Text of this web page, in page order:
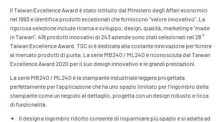
Il Taiwan Excellence Award è stato istituito dal Ministero degli Affari economici
nel 1993 e identifica prodotti eccezionali che forniscono "valore innovativo". La
rigorosa selezione include ricerca e sviluppo, design, qualità, marketing e "made
in Taiwan". 418 prodotti innovativi di 243 aziende sono stati selezionati nel 28 °
Taiwan Excellence Award. TSC si è dedicata alla costante innovazione per fornire
al mercato prodotti di punta. La serie MB240 / ML240 è riconosciuta dal Taiwan
Excellence Award 2020 per il suo design innovativo e le grandi prestazioni.
La serie MB240 / ML240 è la stampante industriale leggera progettata
perfettamente per l'applicazione che ha uno spazio limitato per l'ingombro della
stampante come un negozio al dettaglio, progetta con un design robusto e ricca
di funzionalità.
Il design a ingombro ridotto consente di risparmiare più spazio e si adatta ad